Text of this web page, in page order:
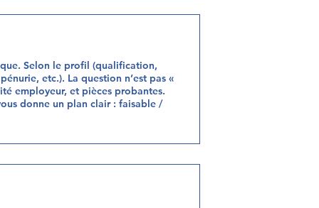
Selon le profil (qualification,
etc.). La question n’est pas «
employeur, et pièces probantes.
donne un plan clair : faisable /